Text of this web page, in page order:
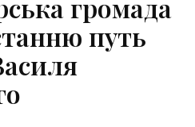
громада
путь